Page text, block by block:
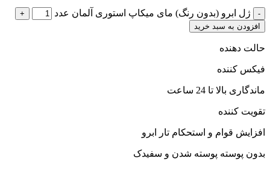
ژل ابرو (بدون رنگ) مای میکاپ استوری آلمان عدد
افزودن به سبد خرید
حالت دهنده
فیکس کننده
ماندگاری بالا تا 24 ساعت
تقویت کننده
افزایش قوام و استحکام تار ابرو
بدون پوسته پوسته شدن و سفیدک